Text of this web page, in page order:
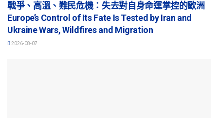
戰爭、高溫、難民危機：失去對自身命運掌控的歐洲
Europe’s Control of Its Fate Is Tested by Iran and
Ukraine Wars, Wildfires and Migration
2026-08-07